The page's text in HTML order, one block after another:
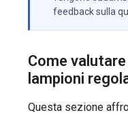
feedback sulla
Come
lampioni
Questa sezione